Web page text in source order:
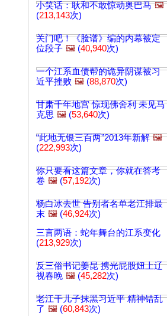
小笑话：耿和不敢惊动奥巴马 🖼️
(213,143次)
关门吧！《脸谱》编的内幕被定
位段子 🖼️ (40,940次)
一个江系血债帮的诡异阴谋被习
近平挫败 🖼️ (88,870次)
甘肃千年地宫 惊现佛舍利 未见马
克思 🖼️ (53,640次)
“此地无银三百两”2013年新解 🖼️
(222,993次)
你只要看这篇文章，你就在答考
卷 🖼️ (57,192次)
杨白冰去世 告别者名单老江排最
末 🖼️ (46,924次)
三言两语：蛇年舞台的江系变化
(213,929次)
反三俗书记姜昆 携光屁股妞上辽
视春晚 🖼️ (45,282次)
老江干儿子抹黑习近平 精神错乱
了 🖼️ (60,843次)